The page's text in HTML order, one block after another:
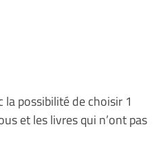
possibilité de choisir 1
et les livres qui n’ont pas